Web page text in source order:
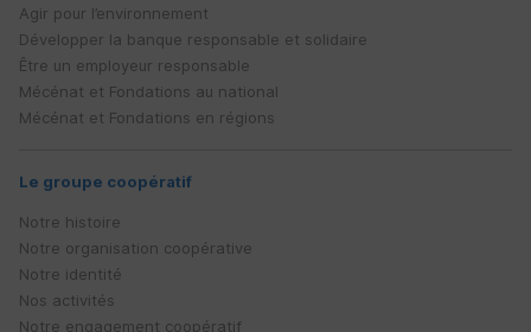
Agir pour l’environnement
Développer la banque responsable et solidaire
Être un employeur responsable
Mécénat et Fondations au national
Mécénat et Fondations en régions
Le groupe coopératif
Notre histoire
Notre organisation coopérative
Notre identité
Nos activités
Notre engagement coopératif